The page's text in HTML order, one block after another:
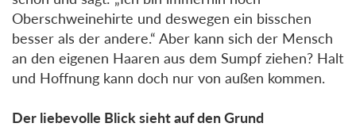
Oberschweinehirte und deswegen ein bisschen
besser als der andere.“ Aber kann sich der Mensch
an den eigenen Haaren aus dem Sumpf ziehen? Halt
und Hoffnung kann doch nur von außen kommen.
Der liebevolle Blick sieht auf den Grund